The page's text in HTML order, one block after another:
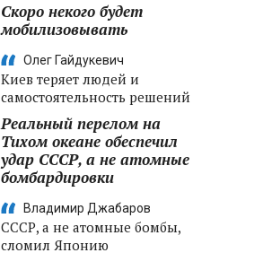
Скоро некого будет
мобилизовывать
Олег Гайдукевич
Киев теряет людей и
самостоятельность решений
Реальный перелом на
Тихом океане обеспечил
удар СССР, а не атомные
бомбардировки
Владимир Джабаров
СССР, а не атомные бомбы,
сломил Японию